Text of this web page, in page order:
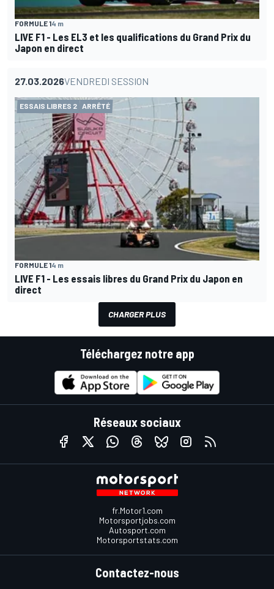
FORMULE 14 m
LIVE F1 - Les EL3 et les qualifications du Grand Prix du
Japon en direct
27.03.2026VENDREDI SESSION
ESSAIS LIBRES 2 ARRÊTÉ
FORMULE 14 m
LIVE F1 - Les essais libres du Grand Prix du Japon en
direct
CHARGER PLUS
Téléchargez notre app
Réseaux sociaux
fr.Motor1.com
Motorsportjobs.com
Autosport.com
Motorsportstats.com
Contactez-nous